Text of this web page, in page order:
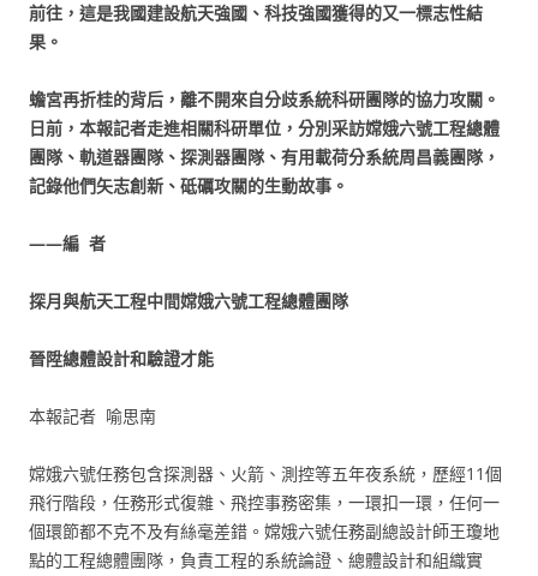
前往，這是我國建設航天強國、科技強國獲得的又一標志性結
果。
蟾宮再折桂的背后，離不開來自分歧系統科研團隊的協力攻關。
日前，本報記者走進相關科研單位，分別采訪嫦娥六號工程總體
團隊、軌道器團隊、探測器團隊、有用載荷分系統周昌義團隊，
記錄他們矢志創新、砥礪攻關的生動故事。
——編 者
探月與航天工程中間嫦娥六號工程總體團隊
晉陞總體設計和驗證才能
本報記者 喻思南
嫦娥六號任務包含探測器、火箭、測控等五年夜系統，歷經11個
飛行階段，任務形式復雜、飛控事務密集，一環扣一環，任何一
個環節都不克不及有絲毫差錯。嫦娥六號任務副總設計師王瓊地
點的工程總體團隊，負責工程的系統論證、總體設計和組織實